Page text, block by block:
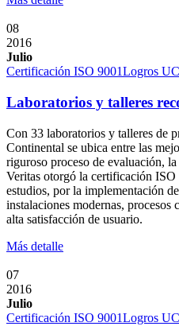
08
2016
Julio
Certificación ISO 9001Logros UC
Laboratorios y talleres
Con 33 laboratorios y talleres de
Continental se ubica entre las
riguroso proceso de evaluación,
Veritas otorgó la certificación ISO
estudios, por la implementación
instalaciones modernas, procesos
alta satisfacción de usuario.
Más detalle
07
2016
Julio
Certificación ISO 9001Logros UC